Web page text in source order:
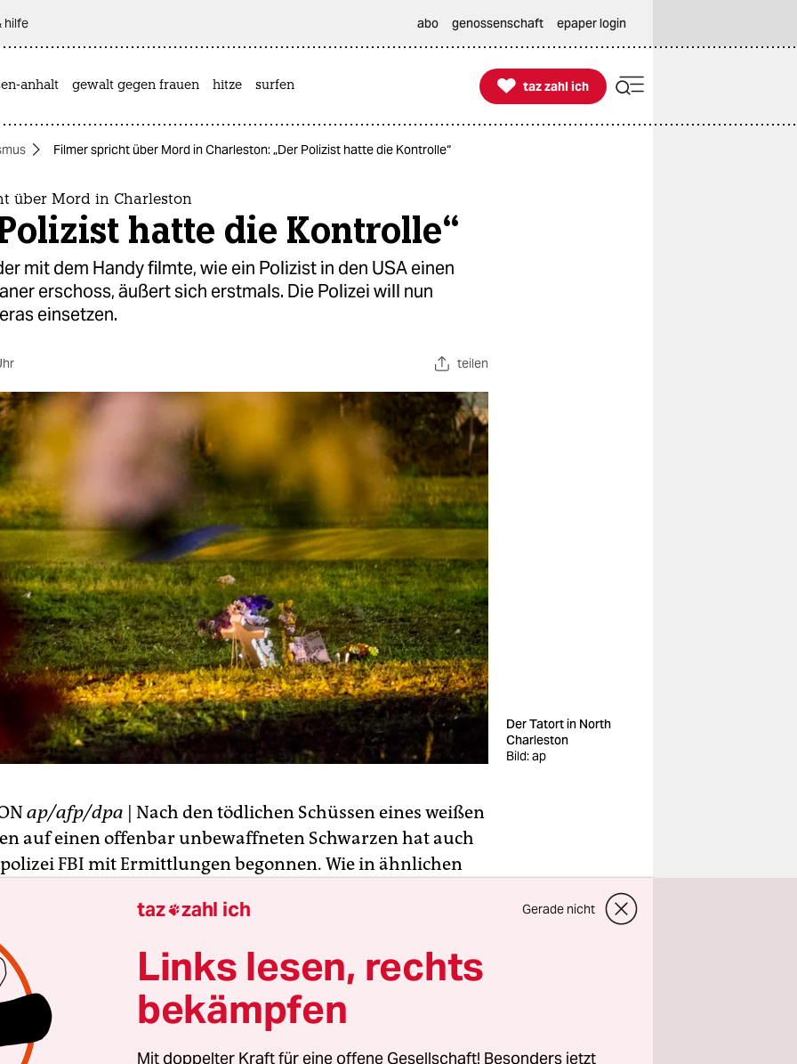
hilfe abo genossenschaft epaper login
anhalt gewalt gegen frauen hitze surfen 
taz zahl ich
taz zahl ich
Filmer spricht über Mord in Charleston: „Der Polizist hatte die Kontrolle“
über Mord in Charleston
hatte die Kontrolle“
mit dem Handy filmte, wie ein Polizist in den USA einen
erschoss, äußert sich erstmals. Die Polizei will nun
einsetzen.
teilen
Der Tatort in North
Charleston
Bild: ap
ap/afp/dpa | Nach den tödlichen Schüssen eines weißen
auf einen offenbar unbewaffneten Schwarzen hat auch
FBI mit Ermittlungen begonnen. Wie in ähnlichen
Bürgerrechtsverletzung begangen hat, als er den
Afroamerikaner von hinten erschoss, wie das
in Washington am Mittwoch mitteilte.
sich auch der Urheber des Handyvideos zu Wort
er die Aufnahme startete, hätten der Polizist und der
taz zahl ich Gerade nicht
Links lesen, rechts
bekämpfen
Mit doppelter Kraft für eine offene Gesellschaft! Besonders jetzt